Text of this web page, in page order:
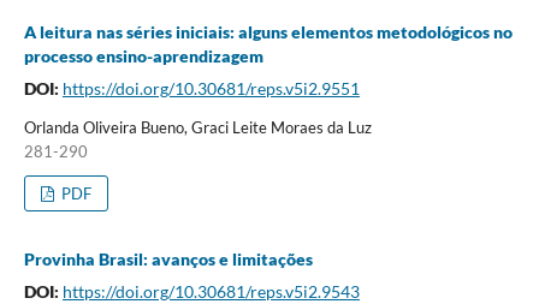
A leitura nas séries iniciais: alguns elementos metodológicos no
processo ensino-aprendizagem
DOI: https://doi.org/10.30681/reps.v5i2.9551
Orlanda Oliveira Bueno, Graci Leite Moraes da Luz
281-290
PDF
Provinha Brasil: avanços e limitações
DOI: https://doi.org/10.30681/reps.v5i2.9543